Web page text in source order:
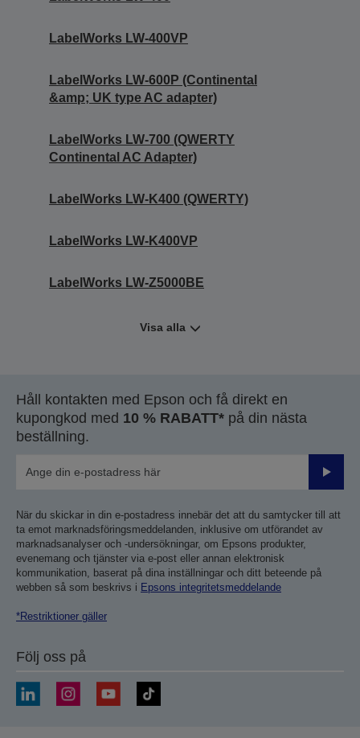
LabelWorks LW-400VP
LabelWorks LW-600P (Continental
&amp; UK type AC adapter)
LabelWorks LW-700 (QWERTY
Continental AC Adapter)
LabelWorks LW-K400 (QWERTY)
LabelWorks LW-K400VP
LabelWorks LW-Z5000BE
Visa alla
Håll kontakten med Epson och få direkt en
kupongkod med 10 % RABATT* på din nästa
beställning.
Skicka
När du skickar in din e-postadress innebär det att du samtycker till att
ta emot marknadsföringsmeddelanden, inklusive om utförandet av
marknadsanalyser och -undersökningar, om Epsons produkter,
evenemang och tjänster via e-post eller annan elektronisk
kommunikation, baserat på dina inställningar och ditt beteende på
webben så som beskrivs i Epsons integritetsmeddelande
*Restriktioner gäller
Följ oss på